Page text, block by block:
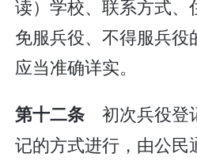
读）学校、联系方式、
免服兵役、不得服兵役
应当准确详实。
第十二条初次兵役登
记的方式进行，由公民